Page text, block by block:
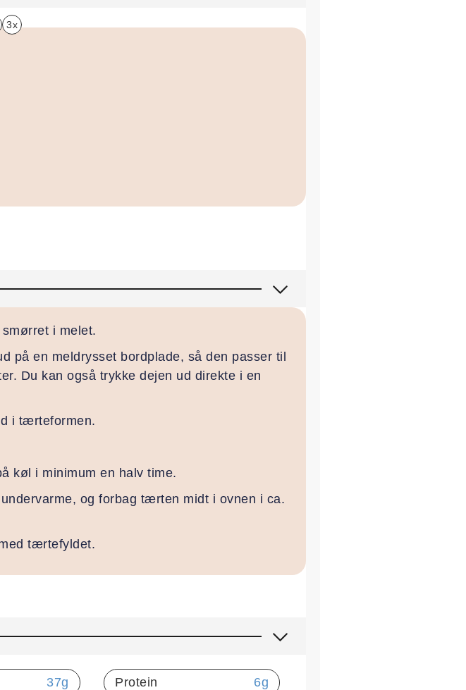
3x
i melet.
på en meldrysset bordplade, så den passer til
Du kan også trykke dejen ud direkte i en
i tærteformen.
køl i minimum en halv time.
og forbag tærten midt i ovnen i ca.
tærtefyldet.
37g Protein 6g